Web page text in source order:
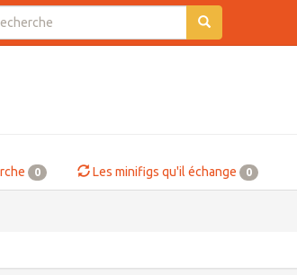
0 Les minifigs qu'il échange 0